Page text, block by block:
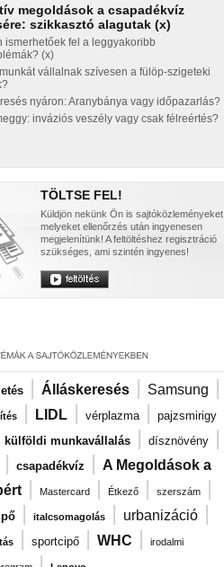
megoldások a csapadékvíz
szikkasztó alagutak (x)
ismerhetőek fel a leggyakoribb
(x)
vállalnak szívesen a fülöp-szigeteki
nyáron: Aranybánya vagy időpazarlás?
inváziós veszély vagy csak félreértés?
TÖLTSE FEL!
Küldjön nekünk Ön is sajtóközleményeket,
melyeket ellenőrzés után ingyenesen
megjelenítünk! A feltöltéshez regisztráció
szükséges, ami szintén ingyenes!
| Álláskeresés | Samsung |
| LIDL | vérplazma | pajzsmirigy
külföldi munkavállalás | dísznövény |
| csapadékvíz | A Megoldások a
| Mastercard | Étkező | szerszám |
| italcsomagolás | urbanizáció |
| sportcipő | WHC | irodalmi